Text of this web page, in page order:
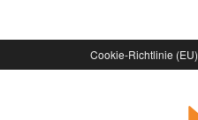
Cookie-Richtlinie (EU)